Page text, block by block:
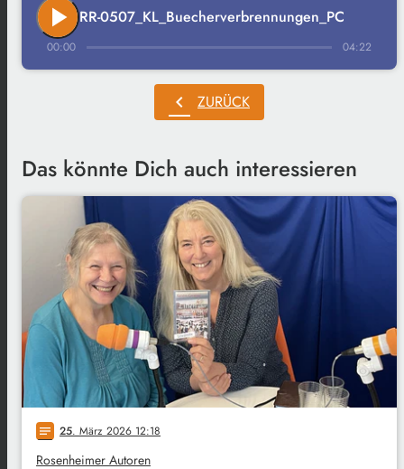
play_arrow RR-0507_KL_Buecherverbrennungen_PC
00:00 04:22
chevron_left ZURÜCK
Das könnte Dich auch interessieren
notes 25. März 2026 12:18
Rosenheimer Autoren